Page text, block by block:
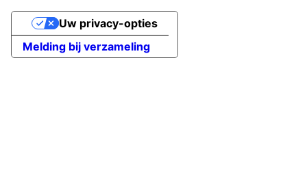
Melding bij verzameling
Uw privacy-opties